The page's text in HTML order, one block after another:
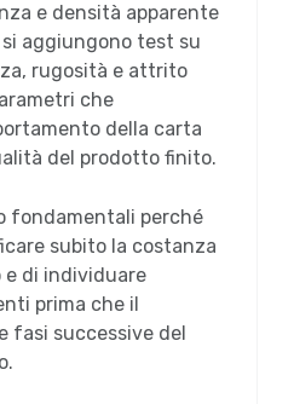
e densità apparente
aggiungono test su
rugosità e attrito
che
della carta
del prodotto finito.
fondamentali perché
subito la costanza
e di individuare
prima che il
fasi successive del